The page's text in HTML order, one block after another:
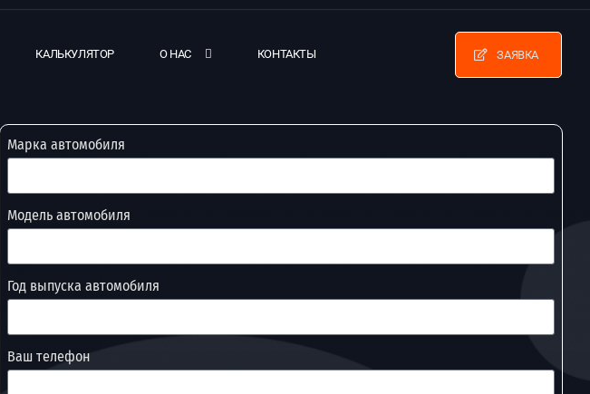
КАЛЬКУЛЯТОР О НАС КОНТАКТЫ ЗАЯВКА
Марка автомобиля
Модель автомобиля
Год выпуска автомобиля
Ваш телефон